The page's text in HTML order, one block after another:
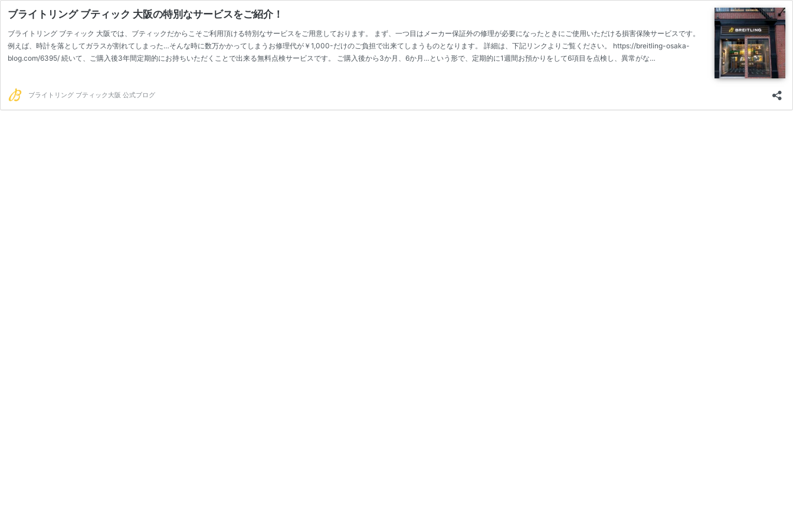
ブライトリング ブティック 大阪の特別なサービスをご紹介！
ブライトリング ブティック 大阪では、ブティックだからこそご利用頂ける特別なサービスをご用意しております。 まず、一つ目はメーカー保証外の修理が必要になったときにご使用いただける損害保険サービスです。
例えば、時計を落としてガラスが割れてしまった…そんな時に数万かかってしまうお修理代が￥1,000-だけのご負担で出来てしまうものとなります。 詳細は、下記リンクよりご覧ください。 https://breitling-osaka-
blog.com/6395/ 続いて、ご購入後3年間定期的にお持ちいただくことで出来る無料点検サービスです。 ご購入後から3か月、6か月…という形で、定期的に1週間お預かりをして6項目を点検し、異常がな…
ブライトリング ブティック大阪 公式ブログ